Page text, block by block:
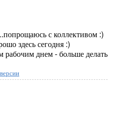
с коллективом :)
здесь сегодня :)
рабочим днем - больше делать